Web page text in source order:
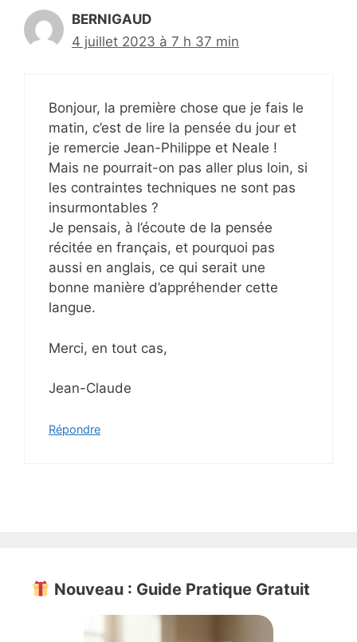
BERNIGAUD
4 juillet 2023 à 7 h 37 min
Bonjour, la première chose que je fais le
matin, c’est de lire la pensée du jour et
je remercie Jean-Philippe et Neale !
Mais ne pourrait-on pas aller plus loin, si
les contraintes techniques ne sont pas
insurmontables ?
Je pensais, à l’écoute de la pensée
récitée en français, et pourquoi pas
aussi en anglais, ce qui serait une
bonne manière d’appréhender cette
langue.
Merci, en tout cas,
Jean-Claude
Répondre
Nouveau : Guide Pratique Gratuit